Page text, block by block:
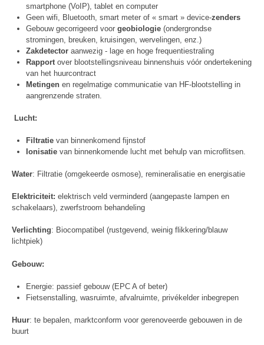
smartphone (VoIP), tablet en computer
Geen wifi, Bluetooth, smart meter of « smart » device-zenders
Gebouw gecorrigeerd voor geobiologie (ondergrondse
stromingen, breuken, kruisingen, wervelingen, enz.)
Zakdetector aanwezig - lage en hoge frequentiestraling
Rapport over blootstellingsniveau binnenshuis vóór ondertekening
van het huurcontract
Metingen en regelmatige communicatie van HF-blootstelling in
aangrenzende straten.
Lucht:
Filtratie van binnenkomend fijnstof
Ionisatie van binnenkomende lucht met behulp van microflitsen.
Water: Filtratie (omgekeerde osmose), remineralisatie en energisatie
Elektriciteit: elektrisch veld verminderd (aangepaste lampen en
schakelaars), zwerfstroom behandeling
Verlichting: Biocompatibel (rustgevend, weinig flikkering/blauw
lichtpiek)
Gebouw:
Energie: passief gebouw (EPC A of beter)
Fietsenstalling, wasruimte, afvalruimte, privékelder inbegrepen
Huur: te bepalen, marktconform voor gerenoveerde gebouwen in de
buurt